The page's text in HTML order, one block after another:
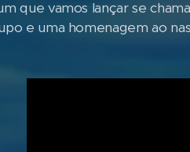
que vamos lançar se
e uma homenagem ao